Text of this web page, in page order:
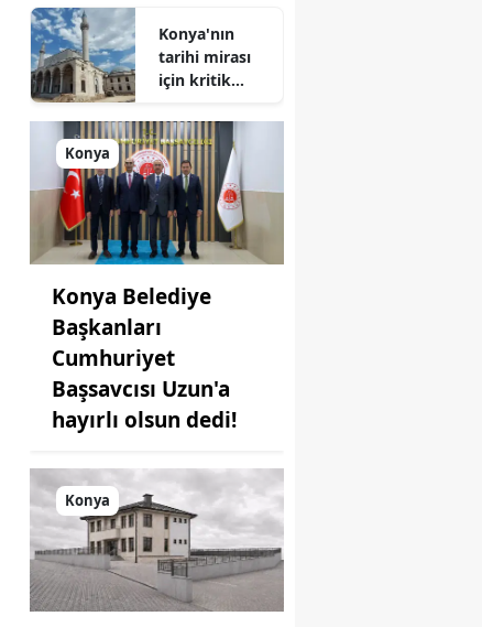
Gönder
Konya'nın
tarihi mirası
için kritik
durum
açıklandı
Konya
Konya Belediye
Başkanları
Cumhuriyet
Başsavcısı Uzun'a
hayırlı olsun dedi!
Konya